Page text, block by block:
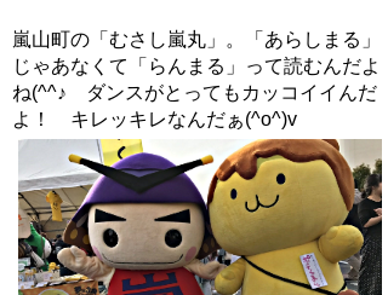
嵐山町の「むさし嵐丸」。「あらしまる」
じゃあなくて「らんまる」って読むんだよ
ね(^^♪ ダンスがとってもカッコイイんだ
よ！ キレッキレなんだぁ(^o^)v